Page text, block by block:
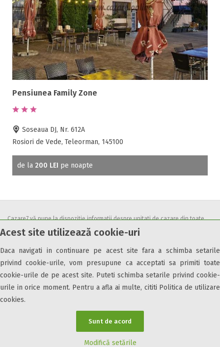
Acest site utilizează cookie-uri
Daca navigati in continuare pe acest site fara a schimba setarile
privind cookie-urile, vom presupune ca acceptati sa primiti toate
cookie-urile de pe acest site. Puteti schimba setarile privind cookie-
urile in orice moment. Pentru a afla ai multe, cititi Politica de utilizare
cookies.
Sunt de acord
Modifică setările
Pensiunea Family Zone
Soseaua DJ, Nr. 612A
Rosiori de Vede, Teleorman, 145100
de la 200 LEI pe noapte
Cazare7 vă pune la dispozitie informatii despre unitati de cazare din toate
zonele turistice, oferte speciale, rezervari online.
condițiile
Parteneri Cazare7